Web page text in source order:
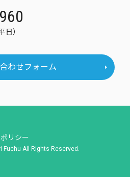
）
わせフォーム
リシー
All Rights Reserved.